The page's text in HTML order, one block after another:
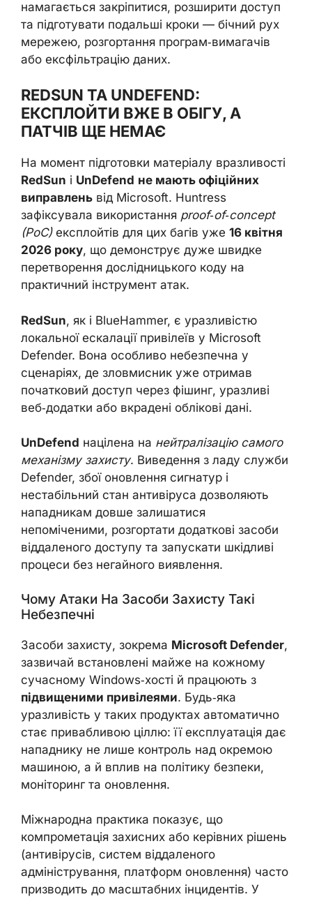
намагається закріпитися, розширити доступ
та підготувати подальші кроки — бічний рух
мережею, розгортання програм‑вимагачів
або ексфільтрацію даних.
REDSUN ТА UNDEFEND:
ЕКСПЛОЙТИ ВЖЕ В ОБІГУ, А
ПАТЧІВ ЩЕ НЕМАЄ
На момент підготовки матеріалу вразливості
RedSun і UnDefend не мають офіційних
виправлень від Microsoft. Huntress
зафіксувала використання proof‑of‑concept
(PoC)експлойтів для цих багів уже 16 квітня
2026 року, що демонструє дуже швидке
перетворення дослідницького коду на
практичний інструмент атак.
RedSun, як і BlueHammer, є уразливістю
локальної ескалації привілеїв у Microsoft
Defender. Вона особливо небезпечна у
сценаріях, де зловмисник уже отримав
початковий доступ через фішинг, уразливі
веб‑додатки або вкрадені облікові дані.
UnDefend націлена на нейтралізацію самого
механізму захисту. Виведення з ладу служби
Defender, збої оновлення сигнатур і
нестабільний стан антивіруса дозволяють
нападникам довше залишатися
непоміченими, розгортати додаткові засоби
віддаленого доступу та запускати шкідливі
процеси без негайного виявлення.
Чому Атаки На Засоби Захисту Такі
Небезпечні
Засоби захисту, зокрема Microsoft Defender,
зазвичай встановлені майже на кожному
сучасному Windows‑хості й працюють з
підвищеними привілеями. Будь‑яка
уразливість у таких продуктах автоматично
стає привабливою ціллю: її експлуатація дає
нападнику не лише контроль над окремою
машиною, а й вплив на політику безпеки,
моніторинг та оновлення.
Міжнародна практика показує, що
компрометація захисних або керівних рішень
(антивірусів, систем віддаленого
адміністрування, платформ оновлення) часто
призводить до масштабних інцидентів. У